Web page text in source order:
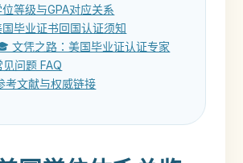
等级与GPA对应关系
毕业证书回国认证须知
文凭之路：美国毕业证认证专家
见问题 FAQ
考文献与权威链接